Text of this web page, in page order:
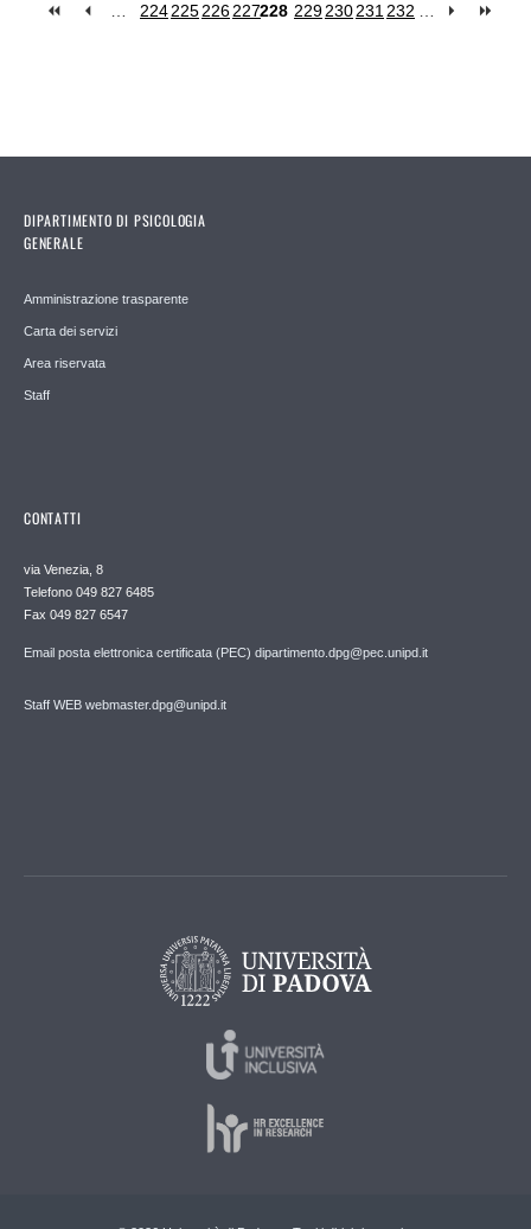
224225226227228 229230231 232
DIPARTIMENTO DI PSICOLOGIA
GENERALE
Amministrazione trasparente
Carta dei servizi
Area riservata
Staff
CONTATTI
via Venezia, 8
Telefono 049 827 6485
Fax 049 827 6547
Email posta elettronica certificata (PEC) dipartimento.dpg@pec.unipd.it
Staff WEB webmaster.dpg@unipd.it